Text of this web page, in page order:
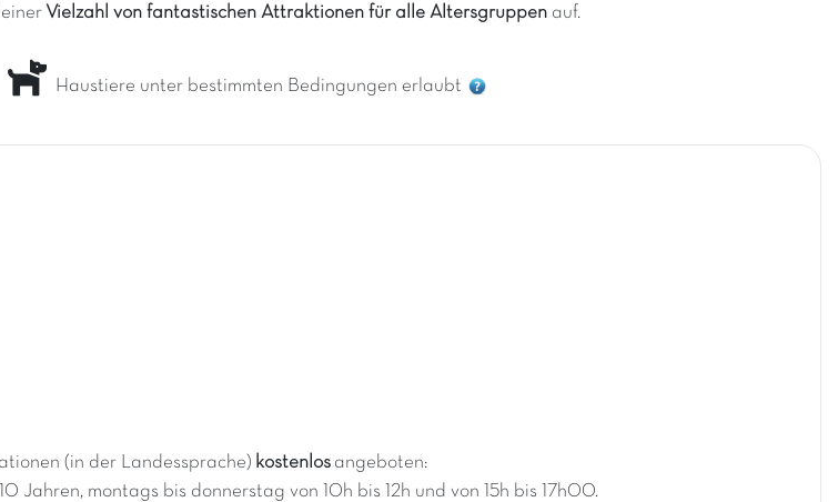
Vielzahl von fantastischen Attraktionen für alle Altersgruppen auf.
Haustiere unter bestimmten Bedingungen erlaubt
(in der Landessprache) kostenlos angeboten:
montags bis donnerstag von 10h bis 12h und von 15h bis 17h00.